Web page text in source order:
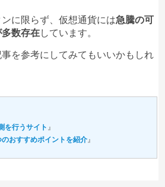
に限らず、仮想通貨には急騰の可
数存在しています。
を参考にしてみてもいいかもしれ
を行うサイト 』
おすすめポイントを紹介』